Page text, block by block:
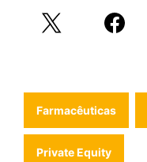
Farmacêuticas
Private Equity